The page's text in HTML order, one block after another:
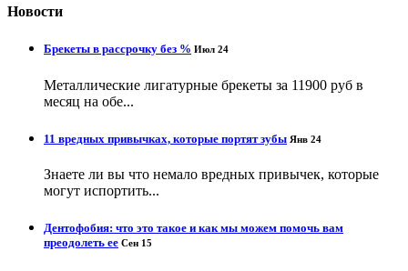
Новости
Брекеты в рассрочку без % Июл 24
Металлические лигатурные брекеты за 11900 руб в
месяц на обе...
11 вредных привычках, которые портят зубы Янв 24
Знаете ли вы что немало вредных привычек, которые
могут испортить...
Дентофобия: что это такое и как мы можем помочь вам
преодолеть ее Сен 15